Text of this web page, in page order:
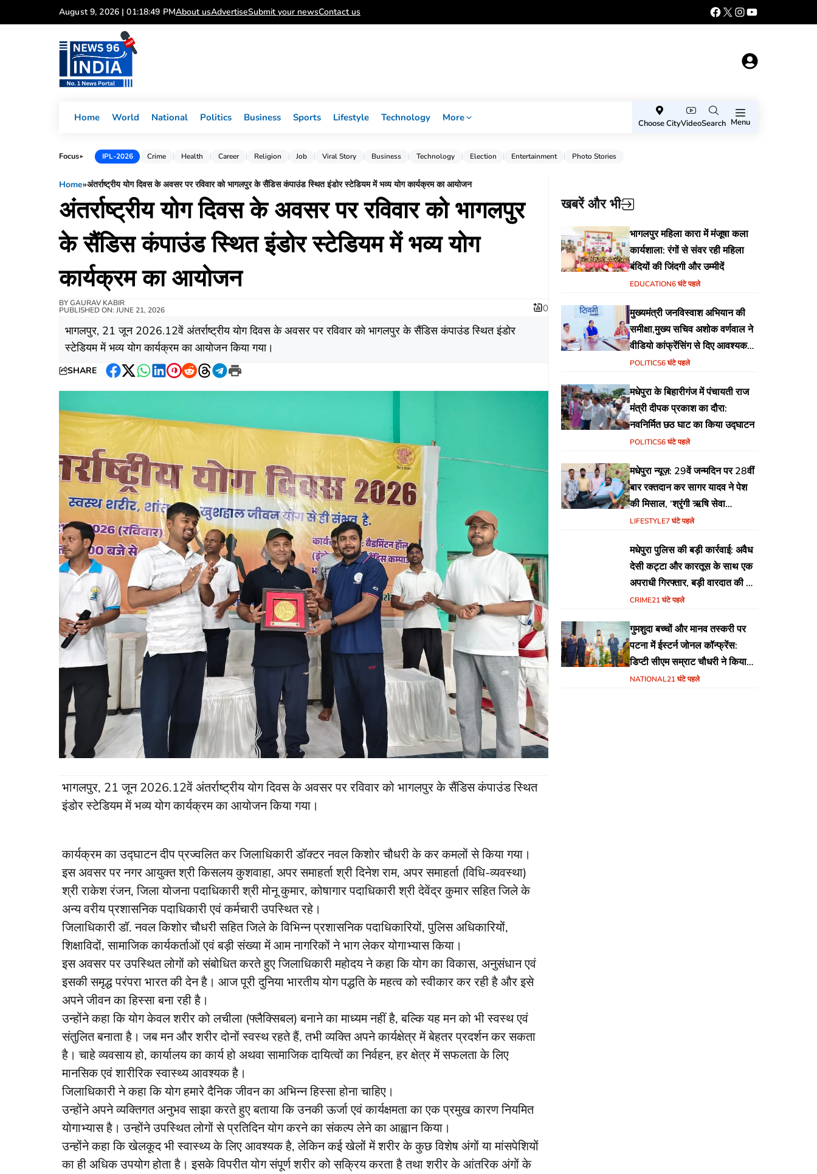
to
August 9, 2026 | 01:18:50 PMAbout usAdvertiseSubmit your newsContact us
Home World National Politics Business Sports Lifestyle Technology More
Choose CityVideoSearch Menu
Focus► IPL-2026 Crime Health Career Religion Job Viral Story Business Technology Election Entertainment Photo Stories
Home»अंतर्राष्ट्रीय योग दिवस के अवसर पर रविवार को भागलपुर के सैंडिस कंपाउंड स्थित इंडोर स्टेडियम में भव्य योग कार्यक्रम का आयोजन
अंतर्राष्ट्रीय योग दिवस के अवसर पर रविवार को भागलपुर
के सैंडिस कंपाउंड स्थित इंडोर स्टेडियम में भव्य योग
कार्यक्रम का आयोजन
BYGAURAV KABIR
PUBLISHED ON: JUNE 21, 2026 0
भागलपुर, 21 जून 2026.12वें अंतर्राष्ट्रीय योग दिवस के अवसर पर रविवार को भागलपुर के सैंडिस कंपाउंड स्थित इंडोर
स्टेडियम में भव्य योग कार्यक्रम का आयोजन किया गया।
SHARE
Facebook
Twitter
WhatsApp
LinkedIn
Pinterest
RedditThreads
Telegram
Print
भागलपुर, 21 जून 2026.12वें अंतर्राष्ट्रीय योग दिवस के अवसर पर रविवार को भागलपुर के सैंडिस कंपाउंड स्थित
इंडोर स्टेडियम में भव्य योग कार्यक्रम का आयोजन किया गया।
कार्यक्रम का उद्घाटन दीप प्रज्वलित कर जिलाधिकारी डॉक्टर नवल किशोर चौधरी के कर कमलों से किया गया।
इस अवसर पर नगर आयुक्त श्री किसलय कुशवाहा, अपर समाहर्ता श्री दिनेश राम, अपर समाहर्ता (विधि-व्यवस्था)
श्री राकेश रंजन, जिला योजना पदाधिकारी श्री मोनू कुमार, कोषागार पदाधिकारी श्री देवेंद्र कुमार सहित जिले के
अन्य वरीय प्रशासनिक पदाधिकारी एवं कर्मचारी उपस्थित रहे।
जिलाधिकारी डॉ. नवल किशोर चौधरी सहित जिले के विभिन्न प्रशासनिक पदाधिकारियों, पुलिस अधिकारियों,
शिक्षाविदों, सामाजिक कार्यकर्ताओं एवं बड़ी संख्या में आम नागरिकों ने भाग लेकर योगाभ्यास किया।
इस अवसर पर उपस्थित लोगों को संबोधित करते हुए जिलाधिकारी महोदय ने कहा कि योग का विकास, अनुसंधान एवं
इसकी समृद्ध परंपरा भारत की देन है। आज पूरी दुनिया भारतीय योग पद्धति के महत्व को स्वीकार कर रही है और इसे
अपने जीवन का हिस्सा बना रही है।
उन्होंने कहा कि योग केवल शरीर को लचीला (फ्लैक्सिबल) बनाने का माध्यम नहीं है, बल्कि यह मन को भी स्वस्थ एवं
संतुलित बनाता है। जब मन और शरीर दोनों स्वस्थ रहते हैं, तभी व्यक्ति अपने कार्यक्षेत्र में बेहतर प्रदर्शन कर सकता
है। चाहे व्यवसाय हो, कार्यालय का कार्य हो अथवा सामाजिक दायित्वों का निर्वहन, हर क्षेत्र में सफलता के लिए
मानसिक एवं शारीरिक स्वास्थ्य आवश्यक है।
जिलाधिकारी ने कहा कि योग हमारे दैनिक जीवन का अभिन्न हिस्सा होना चाहिए।
उन्होंने अपने व्यक्तिगत अनुभव साझा करते हुए बताया कि उनकी ऊर्जा एवं कार्यक्षमता का एक प्रमुख कारण नियमित
योगाभ्यास है। उन्होंने उपस्थित लोगों से प्रतिदिन योग करने का संकल्प लेने का आह्वान किया।
उन्होंने कहा कि खेलकूद भी स्वास्थ्य के लिए आवश्यक है, लेकिन कई खेलों में शरीर के कुछ विशेष अंगों या मांसपेशियों
का ही अधिक उपयोग होता है। इसके विपरीत योग संपूर्ण शरीर को सक्रिय करता है तथा शरीर के आंतरिक अंगों के
खबरें और भी
भागलपुर महिला कारा में मंजूषा कला
कार्यशाला: रंगों से संवर रही महिला
बंदियों की जिंदगी और उम्मीदें
EDUCATION6 घंटे पहले
मुख्यमंत्री जनविस्वाश अभियान की
समीक्षा,मुख्य सचिव अशोक वर्णवाल ने
वीडियो कांफ्रेंसिंग से दिए आवश्यक
निर्देश
POLITICS6 घंटे पहले
मधेपुरा के बिहारीगंज में पंचायती राज
मंत्री दीपक प्रकाश का दौरा:
नवनिर्मित छठ घाट का किया उद्घाटन
POLITICS6 घंटे पहले
मधेपुरा न्यूज़: 29वें जन्मदिन पर 28वीं
बार रक्तदान कर सागर यादव ने पेश
की मिसाल, ‘श्रृंगी ऋषि सेवा
फाउंडेशन’ की अनूठी पहल
LIFESTYLE7 घंटे पहले
मधेपुरा पुलिस की बड़ी कार्रवाई: अवैध
देसी कट्टा और कारतूस के साथ एक
अपराधी गिरफ्तार, बड़ी वारदात की थी
योजना
CRIME21 घंटे पहले
गुमशुदा बच्चों और मानव तस्करी पर
पटना में ईस्टर्न जोनल कॉन्फ्रेंस:
डिप्टी सीएम सम्राट चौधरी ने किया
उद्घाटन, अंतर्राज्यीय समन्वय पर जोर
NATIONAL21 घंटे पहले